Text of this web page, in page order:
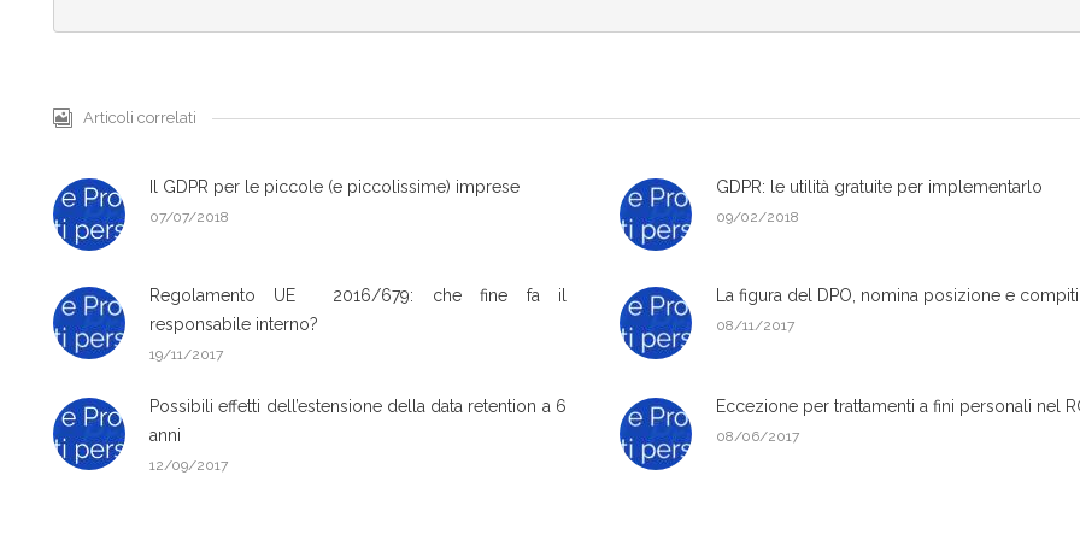
Articoli correlati
Il GDPR per le piccole (e piccolissime) imprese
07/07/2018
GDPR: le utilità gratuite per implementarlo
09/02/2018
Regolamento UE 2016/679: che fine fa il
responsabile interno?
19/11/2017
La figura del DPO, nomina posizione e compiti
08/11/2017
Possibili effetti dell’estensione della data retention a 6
anni
12/09/2017
Eccezione per trattamenti a fini personali nel
08/06/2017